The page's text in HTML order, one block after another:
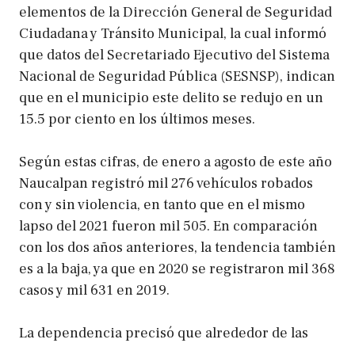
elementos de la Dirección General de Seguridad
Ciudadana y Tránsito Municipal, la cual informó
que datos del Secretariado Ejecutivo del Sistema
Nacional de Seguridad Pública (SESNSP), indican
que en el municipio este delito se redujo en un
15.5 por ciento en los últimos meses.
Según estas cifras, de enero a agosto de este año
Naucalpan registró mil 276 vehículos robados
con y sin violencia, en tanto que en el mismo
lapso del 2021 fueron mil 505. En comparación
con los dos años anteriores, la tendencia también
es a la baja, ya que en 2020 se registraron mil 368
casos y mil 631 en 2019.
La dependencia precisó que alrededor de las